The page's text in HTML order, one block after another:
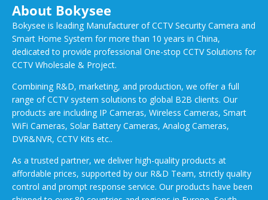
About Bokysee
Bokysee is leading Manufacturer of CCTV Security Camera and
Smart Home System for more than 10 years in China,
dedicated to provide professional One-stop CCTV Solutions for
CCTV Wholesale & Project.
Combining R&D, marketing, and production, we offer a full
range of CCTV system solutions to global B2B clients. Our
products are including IP Cameras, Wireless Cameras, Smart
WiFi Cameras, Solar Battery Cameras, Analog Cameras,
DVR&NVR, CCTV Kits etc..
As a trusted partner, we deliver high-quality products at
affordable prices, supported by our R&D Team, strictly quality
control and prompt response service. Our products have been